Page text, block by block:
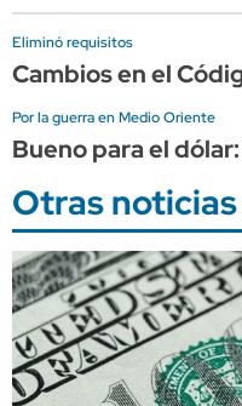
Eliminó requisitos
Cambios en el
Por la guerra en Medio Oriente
Bueno para el
Otras noticias